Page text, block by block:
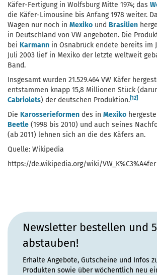
Käfer-Fertigung in Wolfsburg Mitte 1974; das
die Käfer-Limousine bis Anfang 1978 weiter.
Wagen nur noch in Mexiko und Brasilien
in Deutschland von VW angeboten. Die
bei Karmann in Osnabrück endete bereits im
Juli 2003 lief in Mexiko der letzte weltweit
Band.
Insgesamt wurden 21.529.464 VW Käfer
entstammen knapp 15,8 Millionen Stück
Cabriolets) der deutschen Produktion.[12]
Die Karosserieformen des in Mexiko
Beetle (1998 bis 2010) und auch seines
(ab 2011) lehnen sich an die des Käfers an.
Quelle: Wikipedia
https://de.wikipedia.org/wiki/VW_K%C3%A4fer
Newsletter bestellen und
abstauben!
Erhalte Angebote, Gutscheine und Infos
Produkten sowie über wöchentlich neu